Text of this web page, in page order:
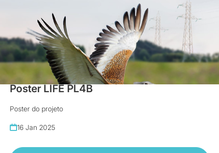
Posters
Poster LIFE PL4B
Poster do projeto
16 Jan 2025